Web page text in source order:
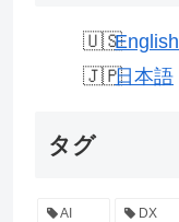
English
日本語
タグ
AI DX